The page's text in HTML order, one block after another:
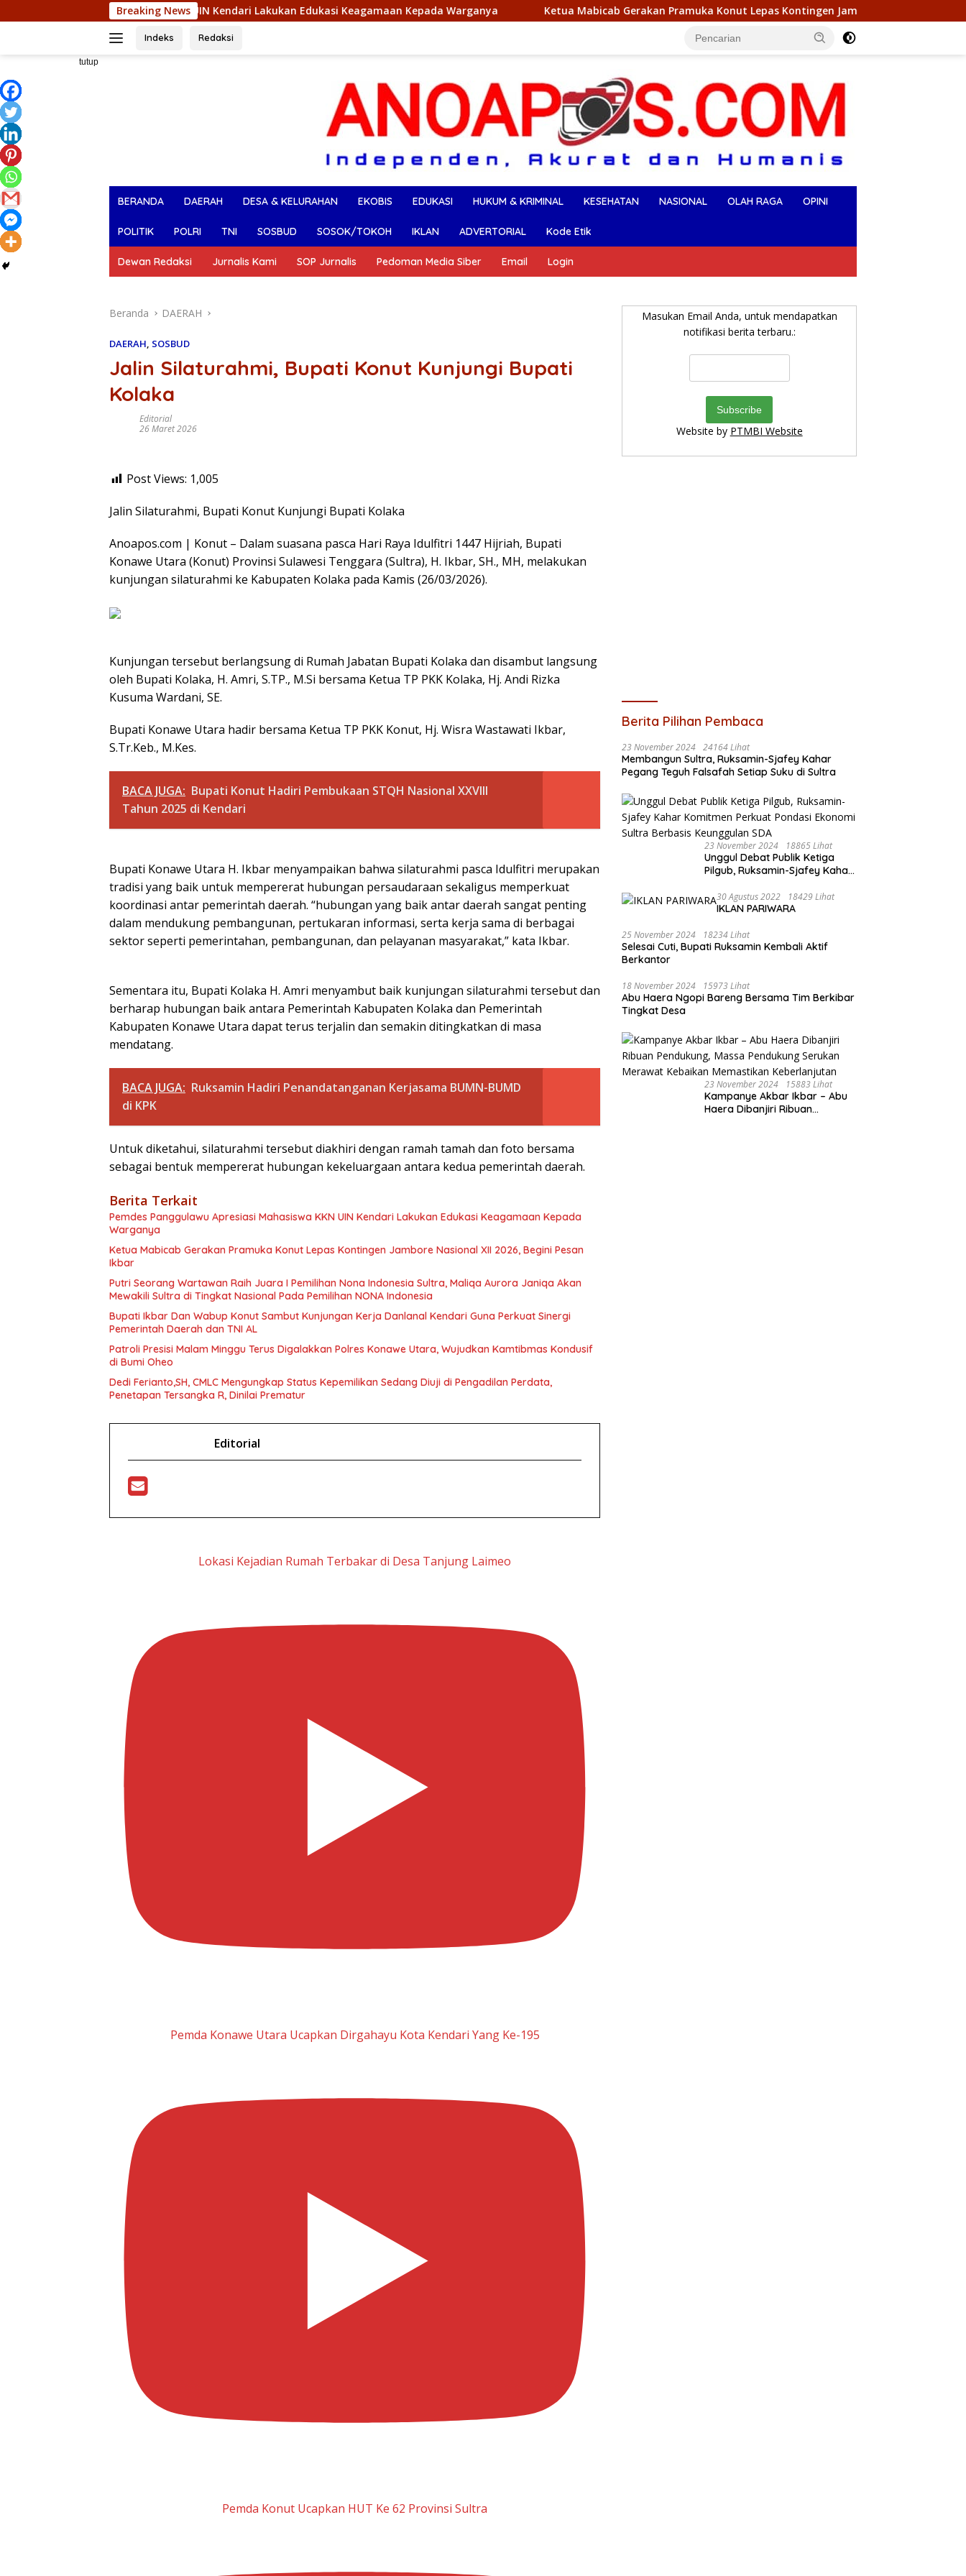
ke
Breaking News
Mahasiswa KKN UIN Kendari Lakukan Edukasi Keagamaan Kepada Warganya Ketua Mabicab Gerakan Pramuka Konut Lepas Kontingen Jambore Nasional XII 2026, Begini Pesan Ikbar
Indeks Redaksi
tutup
BERANDA DAERAH DESA & KELURAHAN EKOBIS EDUKASI HUKUM & KRIMINAL KESEHATAN NASIONAL OLAH RAGA OPINI
POLITIK POLRI TNI SOSBUD SOSOK/TOKOH IKLAN ADVERTORIAL Kode Etik
Dewan Redaksi Jurnalis Kami SOP Jurnalis Pedoman Media Siber Email Login
Beranda DAERAH
DAERAH, SOSBUD
Jalin Silaturahmi, Bupati Konut Kunjungi Bupati
Kolaka
Editorial
26 Maret 2026
Post Views: 1,005
Jalin Silaturahmi, Bupati Konut Kunjungi Bupati Kolaka
Anoapos.com | Konut – Dalam suasana pasca Hari Raya Idulfitri 1447 Hijriah, Bupati
Konawe Utara (Konut) Provinsi Sulawesi Tenggara (Sultra), H. Ikbar, SH., MH, melakukan
kunjungan silaturahmi ke Kabupaten Kolaka pada Kamis (26/03/2026).
Kunjungan tersebut berlangsung di Rumah Jabatan Bupati Kolaka dan disambut langsung
oleh Bupati Kolaka, H. Amri, S.TP., M.Si bersama Ketua TP PKK Kolaka, Hj. Andi Rizka
Kusuma Wardani, SE.
Bupati Konawe Utara hadir bersama Ketua TP PKK Konut, Hj. Wisra Wastawati Ikbar,
S.Tr.Keb., M.Kes.
BACA JUGA: Bupati Konut Hadiri Pembukaan STQH Nasional XXVIII
Tahun 2025 di Kendari
Bupati Konawe Utara H. Ikbar menyampaikan bahwa silaturahmi pasca Idulfitri merupakan
tradisi yang baik untuk mempererat hubungan persaudaraan sekaligus memperkuat
koordinasi antar pemerintah daerah. “hubungan yang baik antar daerah sangat penting
dalam mendukung pembangunan, pertukaran informasi, serta kerja sama di berbagai
sektor seperti pemerintahan, pembangunan, dan pelayanan masyarakat,” kata Ikbar.
Sementara itu, Bupati Kolaka H. Amri menyambut baik kunjungan silaturahmi tersebut dan
berharap hubungan baik antara Pemerintah Kabupaten Kolaka dan Pemerintah
Kabupaten Konawe Utara dapat terus terjalin dan semakin ditingkatkan di masa
mendatang.
BACA JUGA: Ruksamin Hadiri Penandatanganan Kerjasama BUMN-BUMD
di KPK
Untuk diketahui, silaturahmi tersebut diakhiri dengan ramah tamah dan foto bersama
sebagai bentuk mempererat hubungan kekeluargaan antara kedua pemerintah daerah.
Berita Terkait
Pemdes Panggulawu Apresiasi Mahasiswa KKN UIN Kendari Lakukan Edukasi Keagamaan Kepada
Warganya
Ketua Mabicab Gerakan Pramuka Konut Lepas Kontingen Jambore Nasional XII 2026, Begini Pesan
Ikbar
Putri Seorang Wartawan ‎Raih Juara I Pemilihan Nona Indonesia Sultra, Maliqa Aurora Janiqa Akan
Mewakili Sultra di Tingkat Nasional Pada Pemilihan NONA Indonesia
Bupati Ikbar Dan Wabup Konut Sambut Kunjungan Kerja Danlanal Kendari Guna Perkuat Sinergi
Pemerintah Daerah dan TNI AL
Patroli Presisi Malam Minggu Terus Digalakkan Polres Konawe Utara, Wujudkan Kamtibmas Kondusif
di Bumi Oheo
Dedi Ferianto,SH, CMLC Mengungkap Status Kepemilikan Sedang Diuji di Pengadilan Perdata,
Penetapan Tersangka R, Dinilai Prematur
Editorial
Lokasi Kejadian Rumah Terbakar di Desa Tanjung Laimeo
Pemda Konawe Utara Ucapkan Dirgahayu Kota Kendari Yang Ke-195
Pemda Konut Ucapkan HUT Ke 62 Provinsi Sultra
Masukan Email Anda, untuk mendapatkan
notifikasi berita terbaru.:
Website by PTMBI Website
Berita Pilihan Pembaca
23 November 2024 24164 Lihat
Membangun Sultra, Ruksamin-Sjafey Kahar
Pegang Teguh Falsafah Setiap Suku di Sultra
23 November 2024 18865 Lihat
Unggul Debat Publik Ketiga
Pilgub, Ruksamin-Sjafey Kahar
Ekonomi Sultra Berbasis
Keunggulan SDA
30 Agustus 2022 18429 Lihat
IKLAN PARIWARA
25 November 2024 18234 Lihat
Selesai Cuti, Bupati Ruksamin Kembali Aktif
Berkantor
18 November 2024 15973 Lihat
Abu Haera Ngopi Bareng Bersama Tim Berkibar
Tingkat Desa
23 November 2024 15883 Lihat
Kampanye Akbar Ikbar – Abu
Haera Dibanjiri Ribuan